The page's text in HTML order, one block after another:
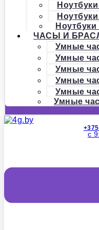
ЧАСЫ И
Умные
Умные
Умные
Умные
Умные
Умные
с